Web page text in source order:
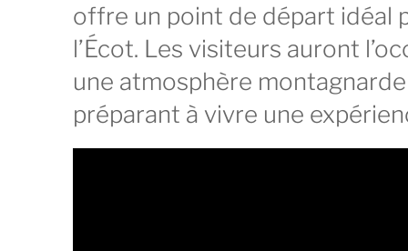
offre un point de départ idéal
l’Écot. Les visiteurs auront
une atmosphère
préparant à vivre une